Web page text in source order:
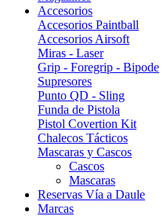
Accesorios
Accesorios Paintball
Accesorios Airsoft
Miras - Laser
Grip - Foregrip - Bipode
Supresores
Punto QD - Sling
Funda de Pistola
Pistol Covertion Kit
Chalecos Tácticos
Mascaras y Cascos
Cascos
Mascaras
Reservas Vía a Daule
Marcas